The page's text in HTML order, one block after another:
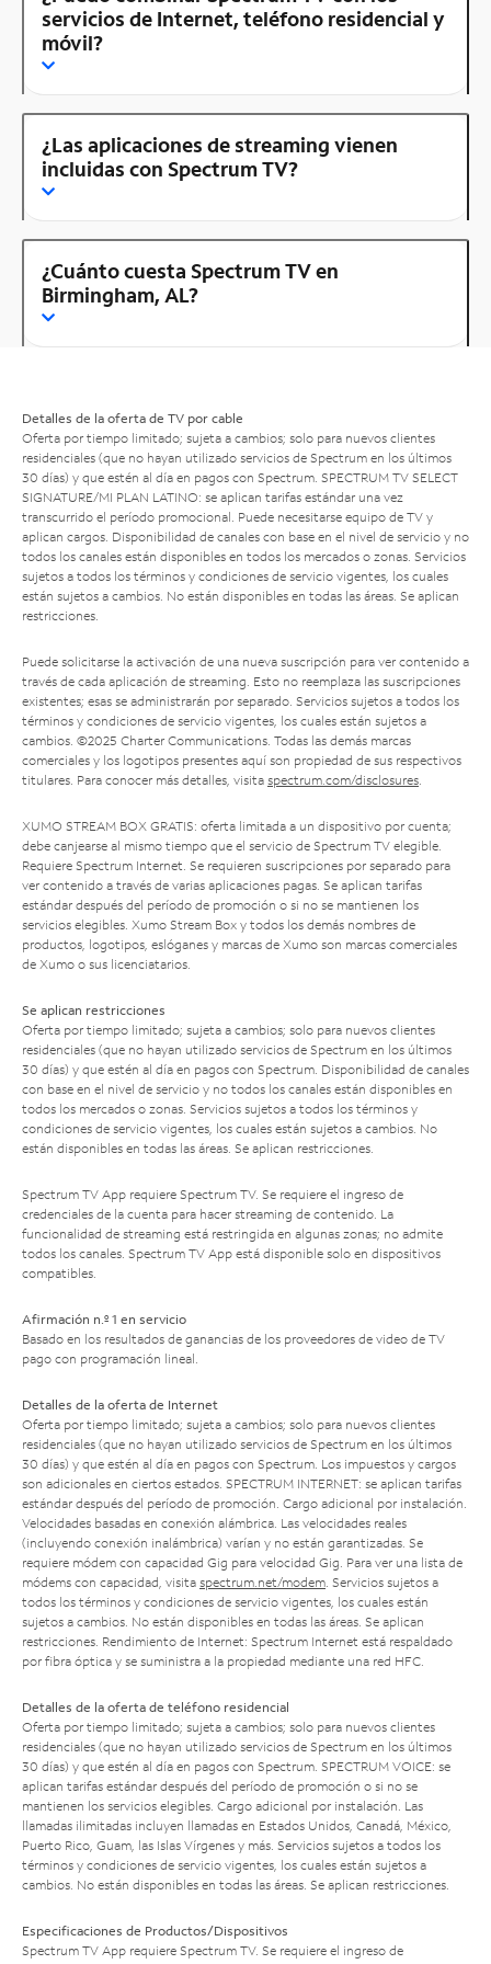
servicios de Internet, teléfono residencial y
móvil?
¿Las aplicaciones de streaming vienen
incluidas con Spectrum TV?
¿Cuánto cuesta Spectrum TV en
Birmingham, AL?
Detalles de la oferta de TV por cable
Oferta por tiempo limitado; sujeta a cambios; solo para nuevos clientes
residenciales (que no hayan utilizado servicios de Spectrum en los últimos
30 días) y que estén al día en pagos con Spectrum. SPECTRUM TV SELECT
SIGNATURE/MI PLAN LATINO: se aplican tarifas estándar una vez
transcurrido el período promocional. Puede necesitarse equipo de TV y
aplican cargos. Disponibilidad de canales con base en el nivel de servicio y no
todos los canales están disponibles en todos los mercados o zonas. Servicios
sujetos a todos los términos y condiciones de servicio vigentes, los cuales
están sujetos a cambios. No están disponibles en todas las áreas. Se aplican
restricciones.
Puede solicitarse la activación de una nueva suscripción para ver contenido a
través de cada aplicación de streaming. Esto no reemplaza las suscripciones
existentes; esas se administrarán por separado. Servicios sujetos a todos los
términos y condiciones de servicio vigentes, los cuales están sujetos a
cambios. ©2025 Charter Communications. Todas las demás marcas
comerciales y los logotipos presentes aquí son propiedad de sus respectivos
titulares. Para conocer más detalles, visita spectrum.com/disclosures.
XUMO STREAM BOX GRATIS: oferta limitada a un dispositivo por cuenta;
debe canjearse al mismo tiempo que el servicio de Spectrum TV elegible.
Requiere Spectrum Internet. Se requieren suscripciones por separado para
ver contenido a través de varias aplicaciones pagas. Se aplican tarifas
estándar después del período de promoción o si no se mantienen los
servicios elegibles. Xumo Stream Box y todos los demás nombres de
productos, logotipos, eslóganes y marcas de Xumo son marcas comerciales
de Xumo o sus licenciatarios.
Se aplican restricciones
Oferta por tiempo limitado; sujeta a cambios; solo para nuevos clientes
residenciales (que no hayan utilizado servicios de Spectrum en los últimos
30 días) y que estén al día en pagos con Spectrum. Disponibilidad de canales
con base en el nivel de servicio y no todos los canales están disponibles en
todos los mercados o zonas. Servicios sujetos a todos los términos y
condiciones de servicio vigentes, los cuales están sujetos a cambios. No
están disponibles en todas las áreas. Se aplican restricciones.
Spectrum TV App requiere Spectrum TV. Se requiere el ingreso de
credenciales de la cuenta para hacer streaming de contenido. La
funcionalidad de streaming está restringida en algunas zonas; no admite
todos los canales. Spectrum TV App está disponible solo en dispositivos
compatibles.
Afirmación n.º 1 en servicio
Basado en los resultados de ganancias de los proveedores de video de TV
pago con programación lineal.
Detalles de la oferta de Internet
Oferta por tiempo limitado; sujeta a cambios; solo para nuevos clientes
residenciales (que no hayan utilizado servicios de Spectrum en los últimos
30 días) y que estén al día en pagos con Spectrum. Los impuestos y cargos
son adicionales en ciertos estados. SPECTRUM INTERNET: se aplican tarifas
estándar después del período de promoción. Cargo adicional por instalación.
Velocidades basadas en conexión alámbrica. Las velocidades reales
(incluyendo conexión inalámbrica) varían y no están garantizadas. Se
requiere módem con capacidad Gig para velocidad Gig. Para ver una lista de
módems con capacidad, visita spectrum.net/modem. Servicios sujetos a
todos los términos y condiciones de servicio vigentes, los cuales están
sujetos a cambios. No están disponibles en todas las áreas. Se aplican
restricciones. Rendimiento de Internet: Spectrum Internet está respaldado
por fibra óptica y se suministra a la propiedad mediante una red HFC.
Detalles de la oferta de teléfono residencial
Oferta por tiempo limitado; sujeta a cambios; solo para nuevos clientes
residenciales (que no hayan utilizado servicios de Spectrum en los últimos
30 días) y que estén al día en pagos con Spectrum. SPECTRUM VOICE: se
aplican tarifas estándar después del período de promoción o si no se
mantienen los servicios elegibles. Cargo adicional por instalación. Las
llamadas ilimitadas incluyen llamadas en Estados Unidos, Canadá, México,
Puerto Rico, Guam, las Islas Vírgenes y más. Servicios sujetos a todos los
términos y condiciones de servicio vigentes, los cuales están sujetos a
cambios. No están disponibles en todas las áreas. Se aplican restricciones.
Especificaciones de Productos/Dispositivos
Spectrum TV App requiere Spectrum TV. Se requiere el ingreso de